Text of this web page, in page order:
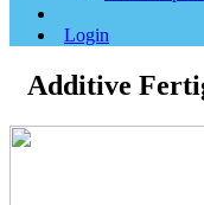
Login
Additive